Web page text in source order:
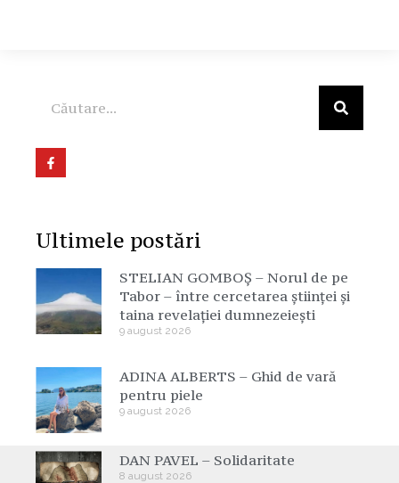
Ultimele postări
STELIAN GOMBOȘ – Norul de pe
Tabor – între cercetarea științei și
taina revelației dumnezeiești
9 august 2026
ADINA ALBERTS – Ghid de vară
pentru piele
9 august 2026
DAN PAVEL – Solidaritate
8 august 2026